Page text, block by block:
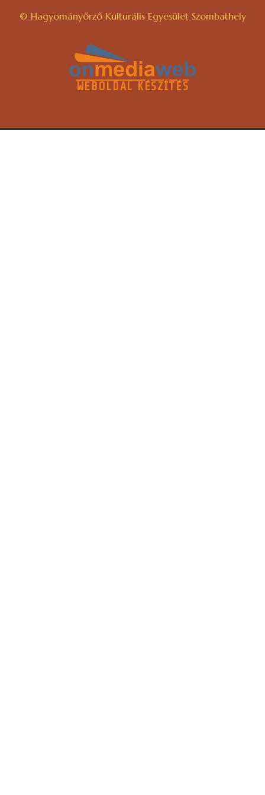
© Hagyományőrző Kulturális Egyesület Szombathely
WEBOLDAL KÉSZÍTÉS